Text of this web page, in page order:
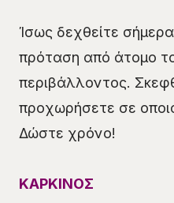
Ίσως δεχθείτε
πρόταση από άτομο
περιβάλλοντος.
προχωρήσετε σε
Δώστε χρόνο!
ΚΑΡΚΙΝΟΣ